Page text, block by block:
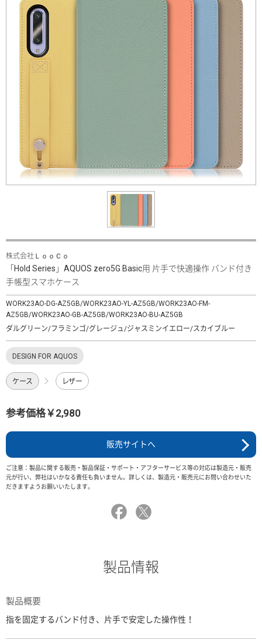
株式会社ＬｏｏＣｏ
「Hold Series」AQUOS zero5G Basic用 片手で快適操作 バンド付き
手帳型スマホケース
WORK23AO-DG-AZ5GB/WORK23AO-YL-AZ5GB/WORK23AO-FM-
AZ5GB/WORK23AO-GB-AZ5GB/WORK23AO-BU-AZ5GB
ダルグリーン/フラミンゴ/グレージュ/ジャスミンイエロー/スカイブルー
DESIGN FOR AQUOS
ケース レザー
参考価格￥2,980
販売サイトへ
ご注意：製品に関する販売・製品保証・サポート・アフターサービス等の対応は製造元・販売
元が行い、弊社はいかなる責任も負いません。詳しくは、製造元・販売元にお問い合わせいた
だきますようお願いいたします。
製品情報
製品概要
指を固定するバンド付き、片手で安定した操作性！